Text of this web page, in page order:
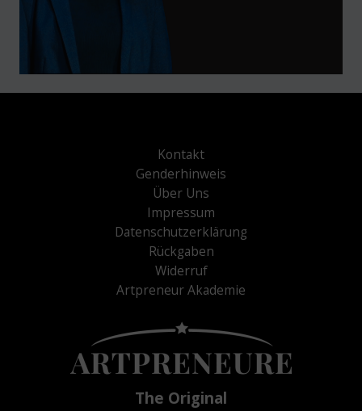
Kontakt
Genderhinweis
Über Uns
Impressum
Datenschutzerklärung
Rückgaben
Widerruf
Artpreneur Akademie
The Original